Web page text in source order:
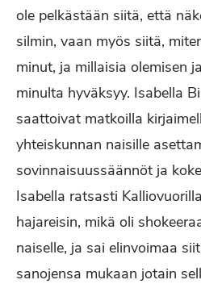
ole pelkästään siitä, että
silmin, vaan myös siitä,
minut, ja millaisia olemisen
minulta hyväksyy. Isabella
saattoivat matkoilla
yhteiskunnan naisille
sovinnaisuussäännöt ja
Isabella ratsasti
hajareisin, mikä oli
naiselle, ja sai elinvoimaa
sanojensa mukaan jotain